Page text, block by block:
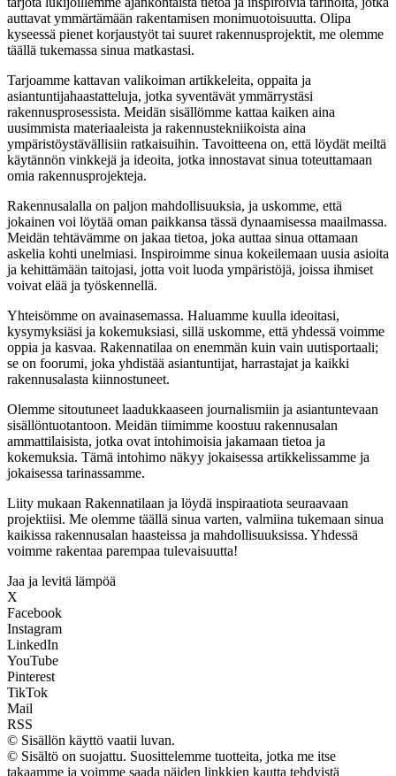
auttavat ymmärtämään rakentamisen monimuotoisuutta. Olipa
kyseessä pienet korjaustyöt tai suuret rakennusprojektit, me olemme
täällä tukemassa sinua matkastasi.
Tarjoamme kattavan valikoiman artikkeleita, oppaita ja
asiantuntijahaastatteluja, jotka syventävät ymmärrystäsi
rakennusprosessista. Meidän sisällömme kattaa kaiken aina
uusimmista materiaaleista ja rakennustekniikoista aina
ympäristöystävällisiin ratkaisuihin. Tavoitteena on, että löydät meiltä
käytännön vinkkejä ja ideoita, jotka innostavat sinua toteuttamaan
omia rakennusprojekteja.
Rakennusalalla on paljon mahdollisuuksia, ja uskomme, että
jokainen voi löytää oman paikkansa tässä dynaamisessa maailmassa.
Meidän tehtävämme on jakaa tietoa, joka auttaa sinua ottamaan
askelia kohti unelmiasi. Inspiroimme sinua kokeilemaan uusia asioita
ja kehittämään taitojasi, jotta voit luoda ympäristöjä, joissa ihmiset
voivat elää ja työskennellä.
Yhteisömme on avainasemassa. Haluamme kuulla ideoitasi,
kysymyksiäsi ja kokemuksiasi, sillä uskomme, että yhdessä voimme
oppia ja kasvaa. Rakennatilaa on enemmän kuin vain uutisportaali;
se on foorumi, joka yhdistää asiantuntijat, harrastajat ja kaikki
rakennusalasta kiinnostuneet.
Olemme sitoutuneet laadukkaaseen journalismiin ja asiantuntevaan
sisällöntuotantoon. Meidän tiimimme koostuu rakennusalan
ammattilaisista, jotka ovat intohimoisia jakamaan tietoa ja
kokemuksia. Tämä intohimo näkyy jokaisessa artikkelissamme ja
jokaisessa tarinassamme.
Liity mukaan Rakennatilaan ja löydä inspiraatiota seuraavaan
projektiisi. Me olemme täällä sinua varten, valmiina tukemaan sinua
kaikissa rakennusalan haasteissa ja mahdollisuuksissa. Yhdessä
voimme rakentaa parempaa tulevaisuutta!
Jaa ja levitä lämpöä
X
Facebook
Instagram
LinkedIn
YouTube
Pinterest
TikTok
Mail
RSS
© Sisällön käyttö vaatii luvan.
© Sisältö on suojattu. Suosittelemme tuotteita, jotka me itse
takaamme ja voimme saada näiden linkkien kautta tehdyistä